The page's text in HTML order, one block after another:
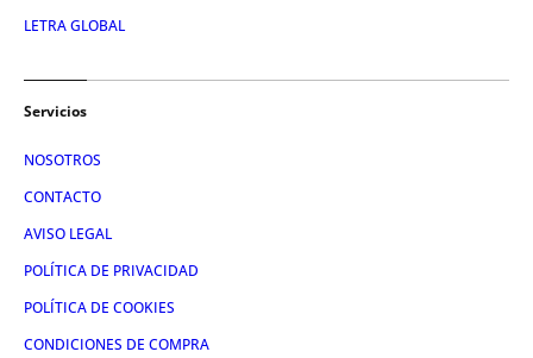
LETRA GLOBAL
Servicios
NOSOTROS
CONTACTO
AVISO LEGAL
POLÍTICA DE PRIVACIDAD
POLÍTICA DE COOKIES
CONDICIONES DE COMPRA